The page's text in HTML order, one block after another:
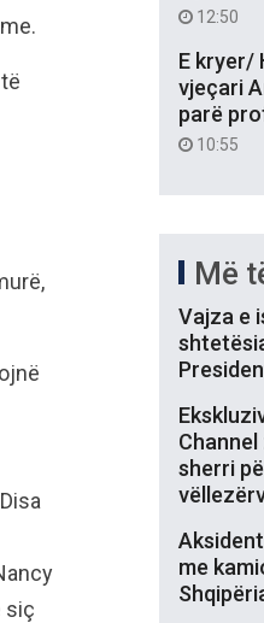
siç
12:50
E kryer/
vjeçari
parë
10:55
Më
Vajza e
sherri
me